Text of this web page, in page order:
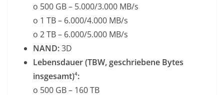
o 500 GB – 5.000/3.000 MB/s
o 1 TB – 6.000/4.000 MB/s
o 2 TB – 6.000/5.000 MB/s
NAND:3D
Lebensdauer (TBW, geschriebene Bytes
insgesamt)⁴:
o 500 GB – 160 TB